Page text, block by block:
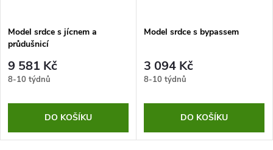
Model srdce s jícnem a
průdušnicí
9 581 Kč
8-10 týdnů
DO KOŠÍKU
Model srdce s bypassem
3 094 Kč
8-10 týdnů
DO KOŠÍKU